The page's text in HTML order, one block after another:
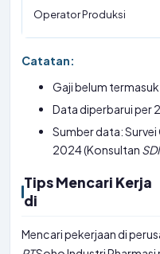
Operator Produksi
Catatan:
Gaji belum
Data diperbarui per
Sumber data:
2024 (Konsultan
Tips Mencari Kerja
di
Mencari pekerjaan di